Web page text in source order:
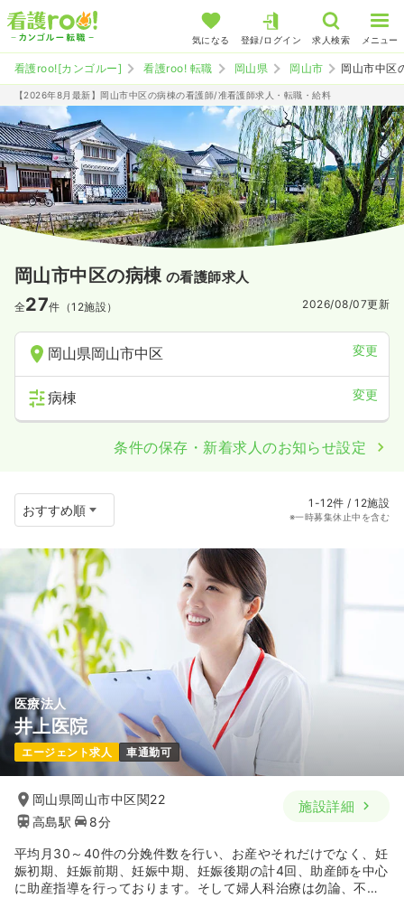
気になる 登録/ログイン 求人検索 メニュー
看護roo![カンゴルー] 看護roo! 転職 岡山県 岡山市 岡山市中区
【2026年8月最新】岡山市中区の病棟の看護師/准看護師求人・転職・給料
岡山市中区の病棟 の看護師求人
全27件（12施設） 2026/08/07更新
岡山県岡山市中区 変更
病棟 変更
条件の保存・新着求人のお知らせ設定
1-12件 / 12施設
※一時募集休止中を含む
医療法人
井上医院
エージェント求人 車通勤可
岡山県岡山市中区関22
高島駅
8分
施設詳細
平均月30～40件の分娩件数を行い、お産やそれだけでなく、妊
娠初期、妊娠前期、妊娠中期、妊娠後期の計4回、助産師を中心
に助産指導を行っております。そして婦人科治療は勿論、不妊